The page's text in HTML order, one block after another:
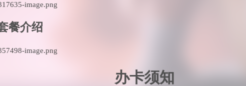
餐介绍
办卡须知